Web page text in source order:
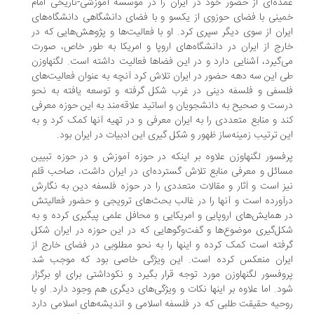
با فضای حوزوی از یکسو و با فضای دانشگاهی دانشگاه‌های
از سوی دیگر سپری کرد. او با فعالیت‌ها و پژوهش‌هایی که در
از ایران در دانشگاه‌های اروپا و امریکا به طور خاص، صورت
آشنایی دارد و در این فضاها فعالیت داشته است. لگنهاوزن
این سه دهه حضور در ایران تلاش کرد آنچه به عنوان فعالیت‌های
و فلسفه دینی در غرب شکل گرفته و توسعه یافته به نحو
و صحیح به دانشجویان و اساتید علاقه‌مند به این حوزه معرفی
و منابع متعددی را به ایران معرفی و در تهیه آنها کمک کرد و به
ترتیب زمینه‌ساز ظهور و شکل گیری این ادبیات در ایران بود.
لگنهاوزن علاوه بر اینکه در حوزه آموزش و در حوزه تبیین
و معرفی منابع تلاش گسترده‌ای در ایران داشت، صاحب قلم
است و آثار و مقالات متعددی را در حوزه فلسفه دین به نگارش
است و آنها را در غالب بحث‌های ترویجی و حضور فعالیتش
همایش‌های اروپایی و امریکایی و محافل علمی پیگیری کرده و به
موضوع‌ها و گفت‌وگوهایی که در این حوزه در ایران شکل
است کمک کرده و اینها را به نحو مطلوبی در فضای خارج از
منعکس کرده است. این ویژگی خاصی بود که موجب شد
لگنهاوزن مورد توجه قرار بگیرد و نکوداشتی برای او برگزار
اما علاوه بر اینها نکات و ویژگی‌های دیگری هم وجود دارد. او با
حقیقت طلبی که در فلسفه اسلامی و اندیشه‌های اسلامی دارد